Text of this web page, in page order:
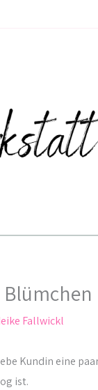
Blümchen
Fallwickl
Kundin eine
ist.